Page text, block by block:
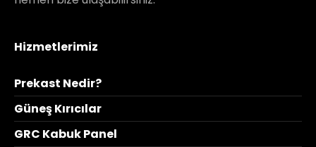
Hizmetlerimiz
Prekast Nedir?
Güneş Kırıcılar
GRC Kabuk Panel